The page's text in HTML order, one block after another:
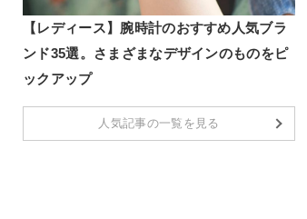
【レディース】腕時計のおすすめ人気ブラ
ンド35選。さまざまなデザインのものをピ
ックアップ
人気記事の一覧を見る